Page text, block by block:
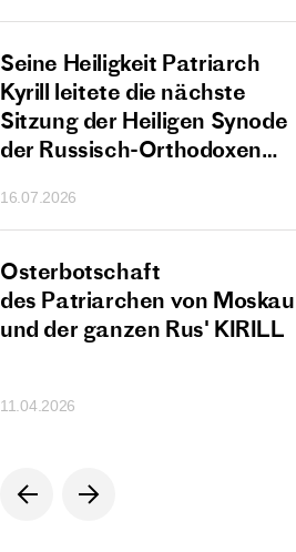
Seine Heiligkeit Patriarch
Kyrill leitete die nächste
Sitzung der Heiligen Synode
der Russisch-Orthodoxen
16.07.2026
Osterbotschaft
des Patriarchen von Moskau
und der ganzen Rus' KIRILL
11.04.2026